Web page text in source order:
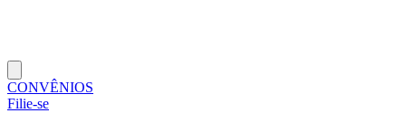
CONVÊNIOS
Filie-se